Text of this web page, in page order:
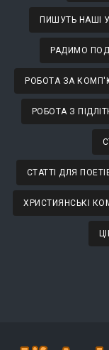
ПИШУТЬ НАШІ
РАДИМО
РОБОТА ЗА
РОБОТА З
СТАТТІ ДЛЯ
ХРИСТИЯНСЬКІ